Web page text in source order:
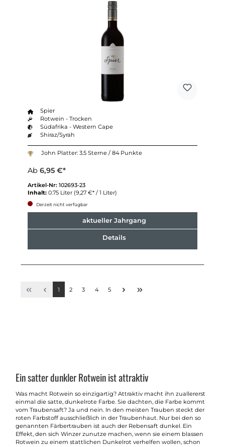
Spier
Rotwein - Trocken
Südafrika - Western Cape
Shiraz/Syrah
John Platter: 3.5 Sterne / 84 Punkte
Ab 6,95 €*
Artikel-Nr: 102693-23
Inhalt: 0.75 Liter (9,27 €* / 1 Liter)
Derzeit nicht verfügbar
aktueller Jahrgang
Details
1 2 3 4 5
Ein satter dunkler Rotwein ist attraktiv
Was macht Rotwein so einzigartig? Attraktiv macht ihn zuallererst
einmal die satte, dunkelrote Farbe. Sie dachten, die Farbe kommt
vom Traubensaft? Ja und nein. In den meisten Trauben steckt der
roten Farbstoff ausschließlich in der Traubenhaut. Nur bei den so
genannten Färbertrauben ist auch der Rebensaft dunkel. Ein
Effekt, den sich Winzer zunutze machen, wenn sie einem blassen
Rotwein zu einem stattlichen Dunkelrot verhelfen wollen, schon